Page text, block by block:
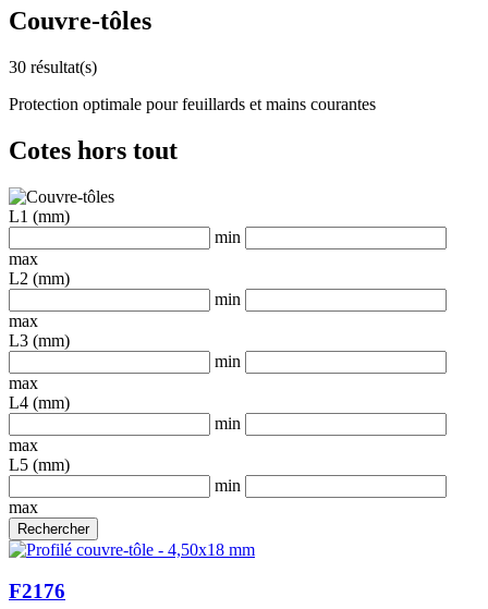
Couvre-tôles
30 résultat(s)
Protection optimale pour feuillards et mains courantes
Cotes hors tout
L1 (mm)
min
max
L2 (mm)
min
max
L3 (mm)
min
max
L4 (mm)
min
max
L5 (mm)
min
max
F2176